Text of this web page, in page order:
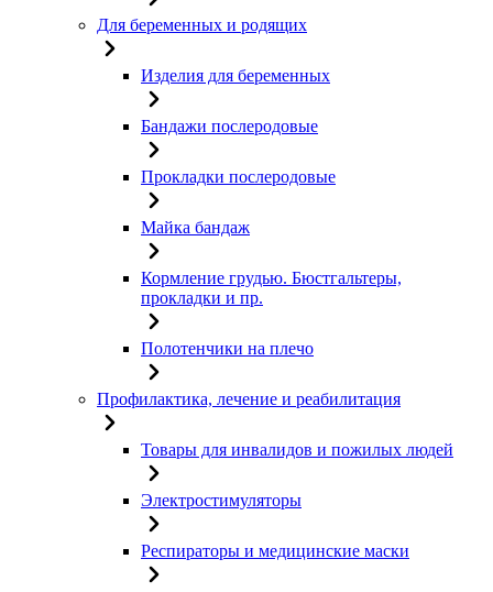
Для беременных и родящих
Изделия для беременных
Бандажи послеродовые
Прокладки послеродовые
Майка бандаж
Кормление грудью. Бюстгальтеры,
прокладки и пр.
Полотенчики на плечо
Профилактика, лечение и реабилитация
Товары для инвалидов и пожилых людей
Электростимуляторы
Респираторы и медицинские маски